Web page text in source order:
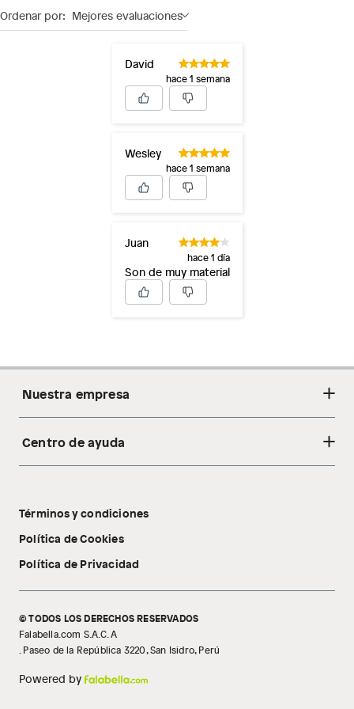
Ordenar por: Mejores evaluaciones
David
hace 1 semana
Wesley
hace 1 semana
Juan
hace 1 día
Son de muy material
Nuestra empresa
Acerca de nosotros
Tecnología Pillow Walk
Centro de ayuda
Libro de reclamaciones
Términos y condiciones
Política de Cookies
Política de Privacidad
© TODOS LOS DERECHOS RESERVADOS
Falabella.com S.A.C. A
. Paseo de la República 3220, San Isidro, Perú
Powered by